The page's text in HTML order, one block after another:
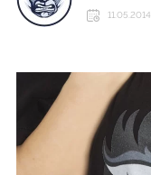
11.05.2014